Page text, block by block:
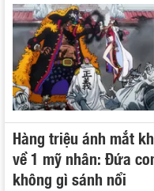
Hàng triệu ánh mắt
về 1 mỹ nhân: Đứa
không gì sánh nổi